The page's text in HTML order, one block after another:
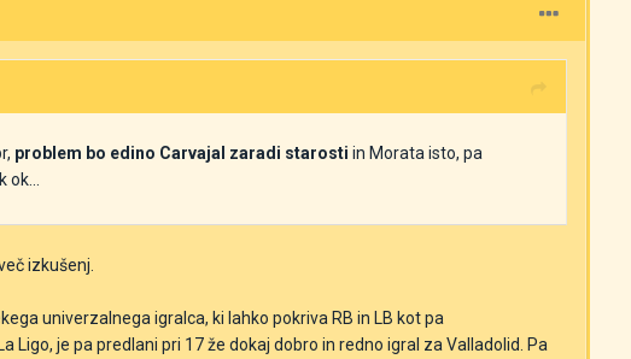
problem bo edino Carvajal zaradi starosti in Morata isto, pa
ok...
izkušenj.
univerzalnega igralca, ki lahko pokriva RB in LB kot pa
Ligo, je pa predlani pri 17 že dokaj dobro in redno igral za Valladolid. Pa